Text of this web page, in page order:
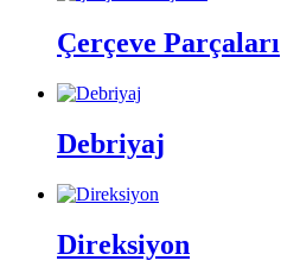
Çerçeve Parçaları
Debriyaj
Direksiyon